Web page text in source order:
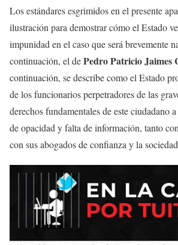
Los estándares esgrimidos en el presente
ilustración para demostrar cómo el Estado
impunidad en el caso que será brevemente
continuación, el dePedro Patricio Jaimes
continuación, se describe como el Estado
de los funcionarios perpetradores de las
derechos fundamentales de este ciudadano
de opacidad y falta de información, tanto
con sus abogados de confianza y la